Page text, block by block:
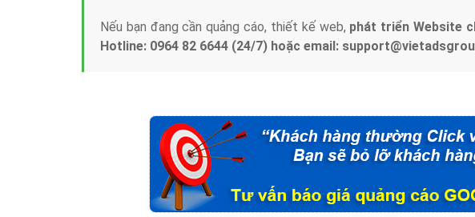
Nếu bạn đang cần quảng cáo, thiết kế web, phát triển Website
Hotline: 0964 82 6644 (24/7) hoặc email: